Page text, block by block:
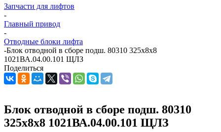
Запчасти для лифтов
-
Главный привод
-
Отводные блоки лифта
-Блок отводной в сборе подш. 80310 325х8х8
1021ВА.04.00.101 ЩЛЗ
Поделиться
Блок отводной в сборе подш. 80310
325х8х8 1021ВА.04.00.101 ЩЛЗ